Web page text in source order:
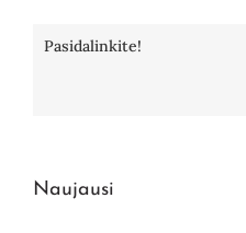
Pasidalinkite!
Naujausi